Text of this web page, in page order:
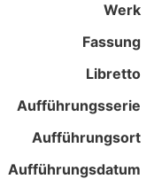
Werk
Fassung
Libretto
Aufführungsserie
Aufführungsort
Aufführungsdatum